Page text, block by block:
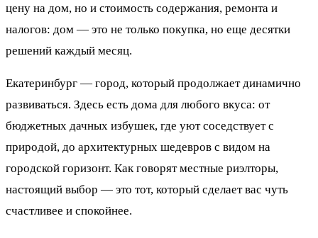
цену на дом, но и стоимость содержания, ремонта и
налогов: дом — это не только покупка, но еще десятки
решений каждый месяц.
Екатеринбург — город, который продолжает динамично
развиваться. Здесь есть дома для любого вкуса: от
бюджетных дачных избушек, где уют соседствует с
природой, до архитектурных шедевров с видом на
городской горизонт. Как говорят местные риэлторы,
настоящий выбор — это тот, который сделает вас чуть
счастливее и спокойнее.